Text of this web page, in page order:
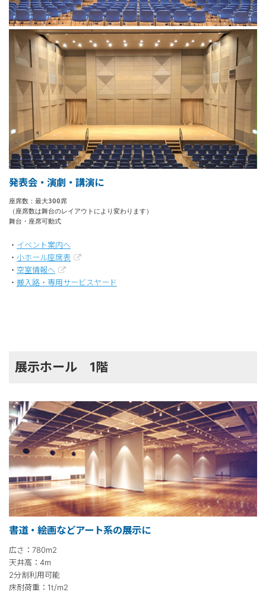
発表会・演劇・講演に
座席数：最大300席
（座席数は舞台のレイアウトにより変わります）
舞台・座席可動式
・ イベント案内へ
・ 小ホール座席表
・ 空室情報へ
・ 搬入路・専用サービスヤード
展示ホール 1階
書道・絵画などアート系の展示に
広さ：780m2
天井高：4m
2分割利用可能
床耐荷重：1t/m2